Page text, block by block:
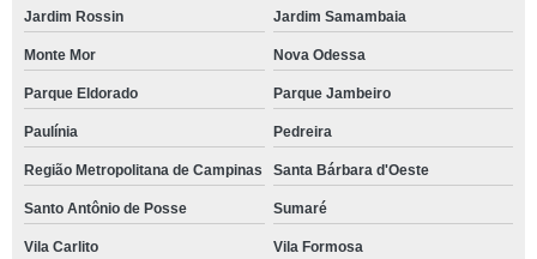
Jardim Rossin Jardim Samambaia
Monte Mor Nova Odessa
Parque Eldorado Parque Jambeiro
Paulínia Pedreira
Região Metropolitana de Campinas Santa Bárbara d'Oeste
Santo Antônio de Posse Sumaré
Vila Carlito Vila Formosa